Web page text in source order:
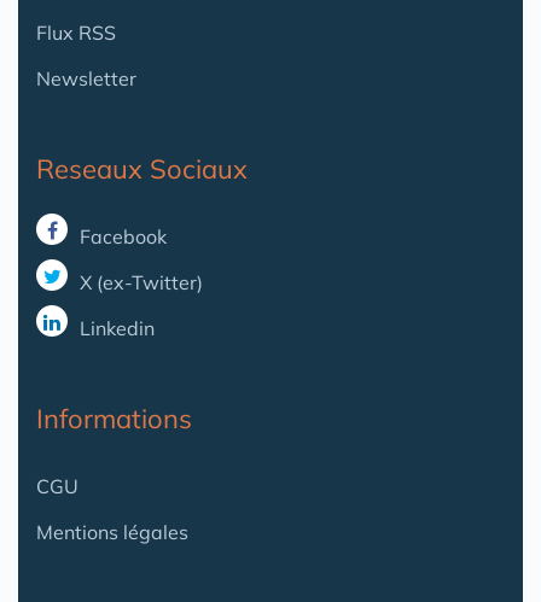
Flux RSS
Newsletter
Reseaux Sociaux
Facebook
X (ex-Twitter)
Linkedin
Informations
CGU
Mentions légales